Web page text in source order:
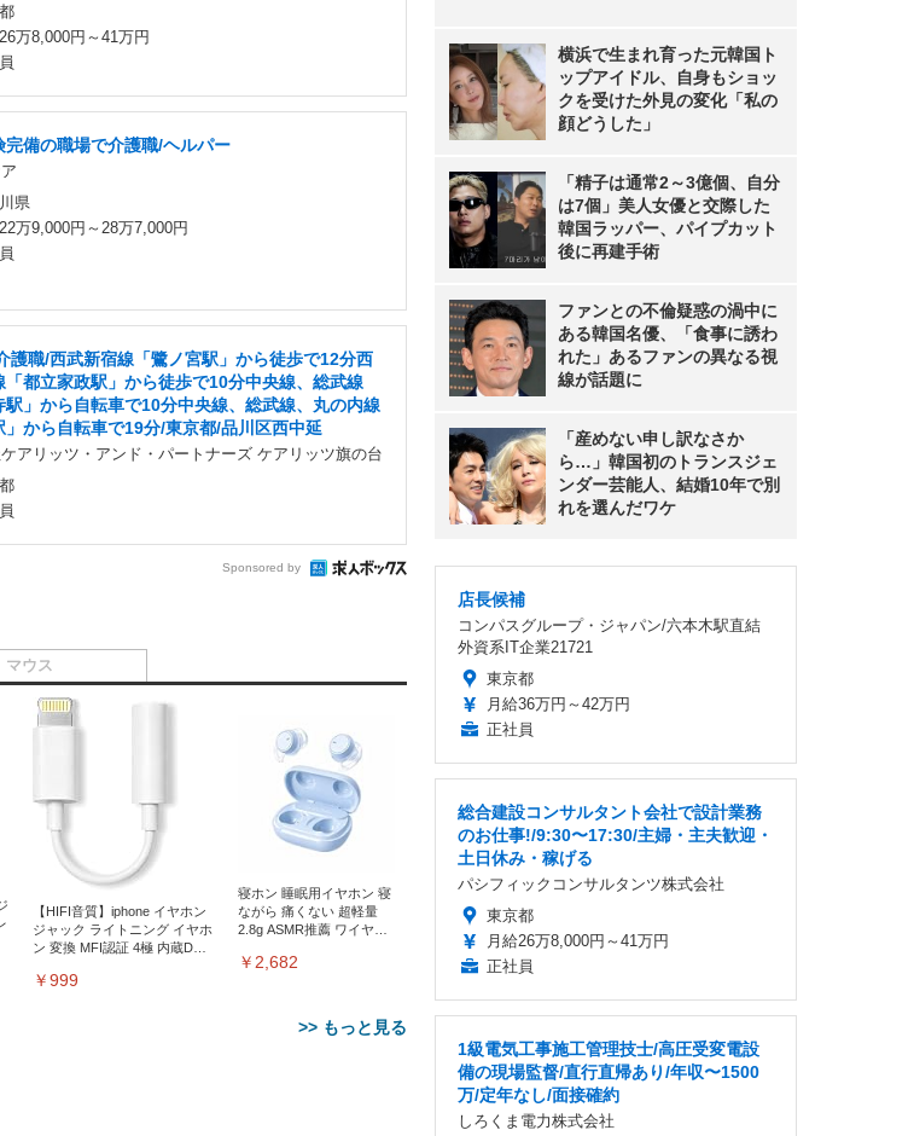
万8,000円～41万円
完備の職場で介護職/ヘルパー
県
万9,000円～28万7,000円
護職/西武新宿線「鷺ノ宮駅」から徒歩で12分西
「都立家政駅」から徒歩で10分中央線、総武線
駅」から自転車で10分中央線、総武線、丸の内線
」から自転車で19分/東京都/品川区西中延
アリッツ・アンド・パートナーズ ケアリッツ旗の台
Sponsored by
【HIFI音質】iphone イヤホン
ジャック ライトニング イヤホ
ン 変換 MFI認証 4極 内蔵DAC
￥999
寝ホン 睡眠用イヤホン 寝
ながら 痛くない 超軽量
2.8g ASMR推薦 ワイヤレ
安眠 仕事 ブルー
￥2,682
>> もっと見る
マウス
横浜で生まれ育った元韓国ト
ップアイドル、自身もショッ
クを受けた外見の変化「私の
顔どうした」
「精子は通常2～3億個、自分
は7個」美人女優と交際した
韓国ラッパー、パイプカット
後に再建手術
ファンとの不倫疑惑の渦中に
ある韓国名優、「食事に誘わ
れた」あるファンの異なる視
線が話題に
「産めない申し訳なさか
ら…」韓国初のトランスジェ
ンダー芸能人、結婚10年で別
れを選んだワケ
店長候補
コンパスグループ・ジャパン/六本木駅直結
外資系IT企業21721
東京都
月給36万円～42万円
正社員
総合建設コンサルタント会社で設計業務
のお仕事!/9:30〜17:30/主婦・主夫歓迎・
土日休み・稼げる
パシフィックコンサルタンツ株式会社
東京都
月給26万8,000円～41万円
正社員
1級電気工事施工管理技士/高圧受変電設
備の現場監督/直行直帰あり/年収〜1500
万/定年なし/面接確約
しろくま電力株式会社